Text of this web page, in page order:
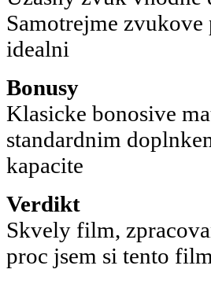
Samotrejme
idealni
Bonusy
Klasicke bonosive
standardnim
kapacite
Verdikt
Skvely film,
proc jsem si tento